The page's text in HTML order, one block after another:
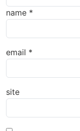
name *
email *
site